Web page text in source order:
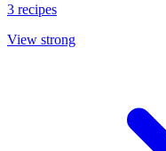
3 recipes
View strong